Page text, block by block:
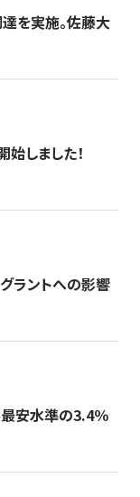
を実施。佐藤大
しました！
ラントへの影響
安水準の3.4％